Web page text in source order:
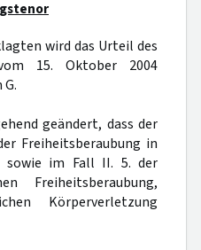
wird das Urteil des
15. Oktober 2004
geändert, dass der
Freiheitsberaubung in
im Fall II. 5. der
Freiheitsberaubung,
Körperverletzung